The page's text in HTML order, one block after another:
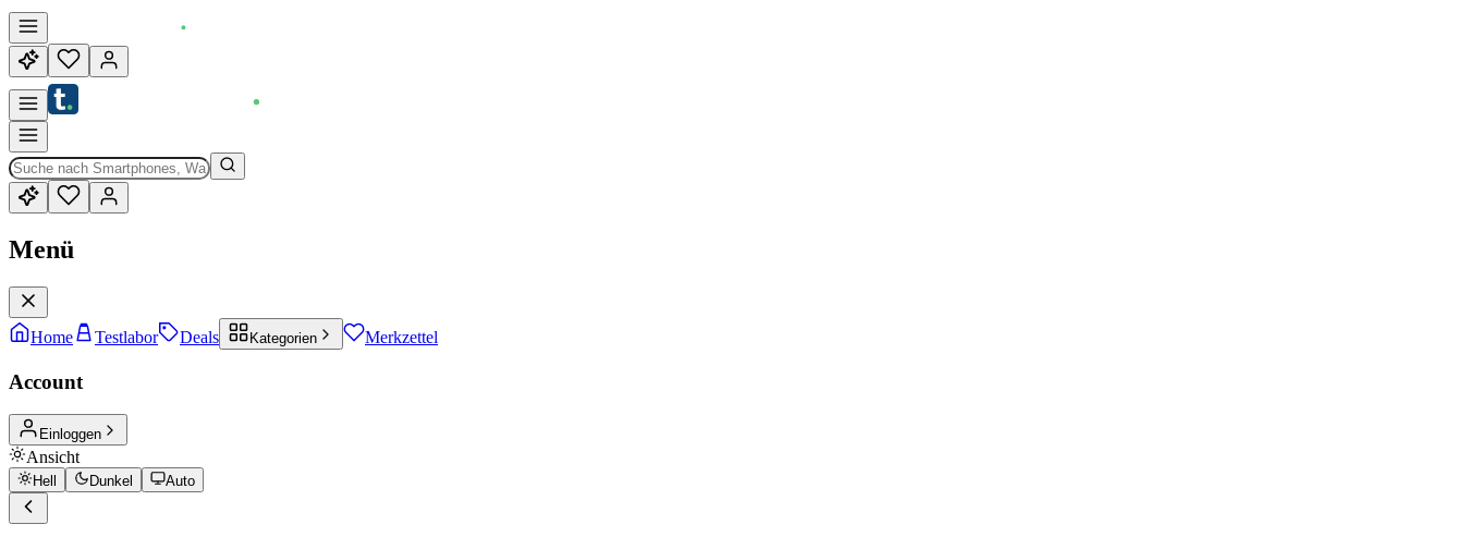
Menü
Home Testlabor Deals Kategorien Merkzettel
Account
Einloggen
Ansicht
Hell Dunkel Auto